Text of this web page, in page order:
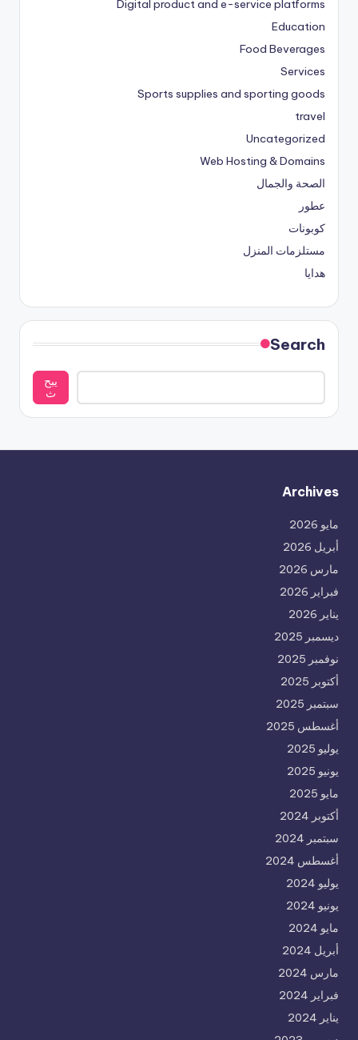
Digital product and e-service platforms
Education
Food Beverages
Services
Sports supplies and sporting goods
travel
Uncategorized
Web Hosting & Domains
الصحة والجمال
عطور
كوبونات
مستلزمات المنزل
هدايا
Search
يبح
ث
Archives
مايو 2026
أبريل 2026
مارس 2026
فبراير 2026
يناير 2026
ديسمبر 2025
نوفمبر 2025
أكتوبر 2025
سبتمبر 2025
أغسطس 2025
يوليو 2025
يونيو 2025
مايو 2025
أكتوبر 2024
سبتمبر 2024
أغسطس 2024
يوليو 2024
يونيو 2024
مايو 2024
أبريل 2024
مارس 2024
فبراير 2024
يناير 2024